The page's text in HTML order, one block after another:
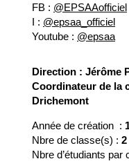
FB : @EPSAAofficiel
I : @epsaa_officiel
Youtube : @epsaa
Direction : Jérôme
Coordinateur de la
Drichemont
Année de création :
Nbre de classe(s) : 2
Nbre d’étudiants par